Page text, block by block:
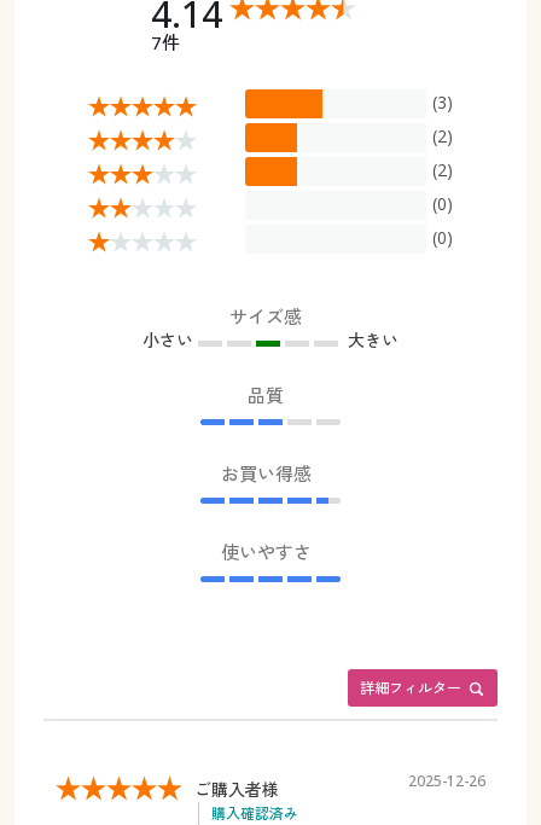
4.14
7件
(3)
(2)
(2)
(0)
(0)
サイズ感
小さい 大きい
品質
お買い得感
使いやすさ
詳細フィルター
ご購入者様
購入確認済み
2025-12-26